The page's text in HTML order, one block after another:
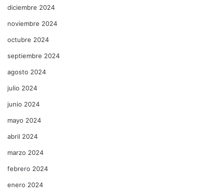
diciembre 2024
noviembre 2024
octubre 2024
septiembre 2024
agosto 2024
julio 2024
junio 2024
mayo 2024
abril 2024
marzo 2024
febrero 2024
enero 2024